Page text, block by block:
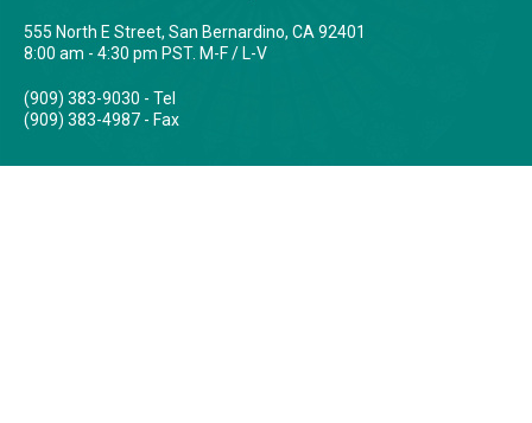
555 North E Street, San Bernardino, CA 92401
8:00 am - 4:30 pm PST. M-F / L-V
(909) 383-9030 - Tel
(909) 383-4987 - Fax